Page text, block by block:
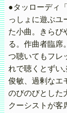
●タッローディ
っしょに遊ぶユ
た小曲。きらび
る。作曲者臨席
つ聴いてもフレ
れで聴くとずい
俊敏、過剰なエ
のびのびとした
クーシストが客